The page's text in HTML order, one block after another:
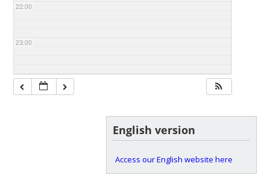
22:00
23:00
English version
Access our English website here